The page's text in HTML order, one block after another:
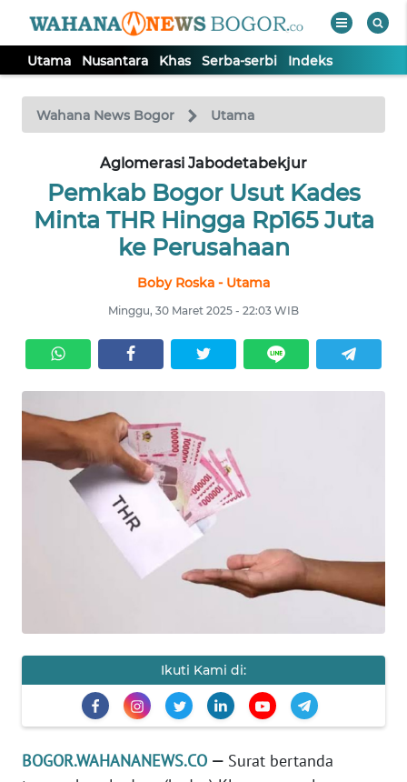
Utama Nusantara Khas Serba-serbi Indeks
Wahana News Bogor Utama
Aglomerasi Jabodetabekjur
Pemkab Bogor Usut Kades
Minta THR Hingga Rp165 Juta
ke Perusahaan
Boby Roska - Utama
Minggu, 30 Maret 2025 - 22:03 WIB
Ikuti Kami di:
BOGOR.WAHANANEWS.CO — Surat bertanda
TV
Tutup
NUSANTARA
SERBI
Informasi
INDEKS
BERITA
SIBER